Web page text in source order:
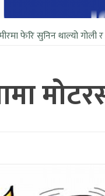
थाल्यो गोली र विस्फोटका